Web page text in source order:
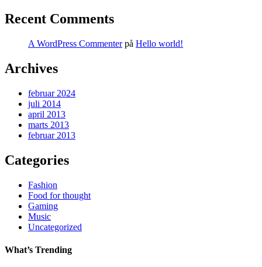
Recent Comments
A WordPress Commenterpå Hello world!
Archives
februar 2024
juli 2014
april 2013
marts 2013
februar 2013
Categories
Fashion
Food for thought
Gaming
Music
Uncategorized
What’s Trending